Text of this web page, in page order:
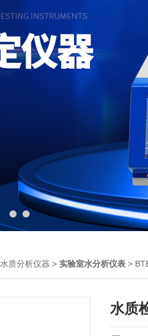
水质分析仪器 > 实验室水分析仪表 >
水质